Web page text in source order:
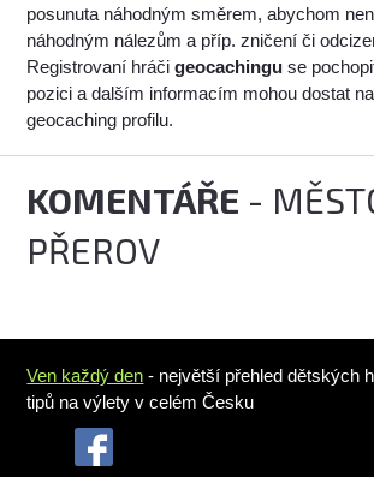
posunuta náhodným směrem, abychom
náhodným nálezům a příp. zničení či
Registrovaní hráčigeocachingu se
pozici a dalším informacím mohou dostat
geocaching profilu.
KOMENTÁŘE -
PŘEROV
Ven každý den - největší přehled dětských
tipů na výlety v celém Česku